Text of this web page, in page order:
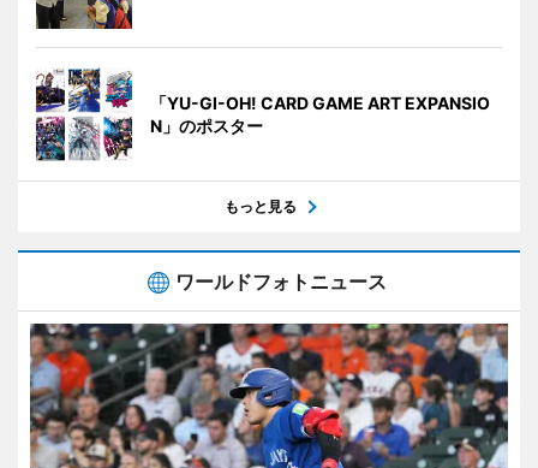
「YU-GI-OH! CARD GAME ART EXPANSIO
N」のポスター
もっと見る
ワールドフォトニュース